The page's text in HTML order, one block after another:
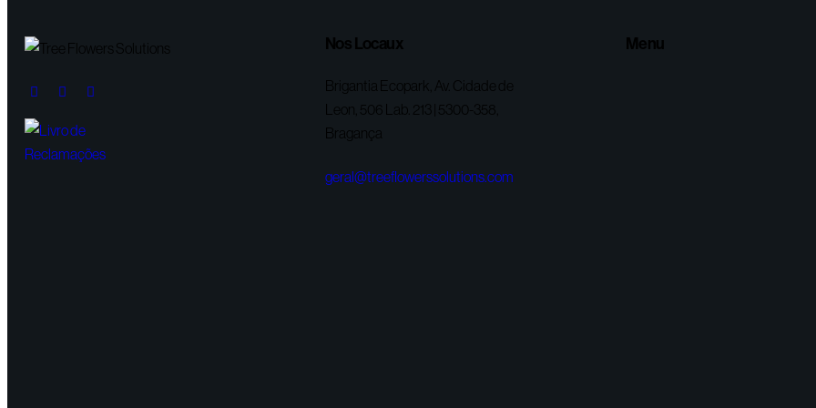
Nos Locaux
Brigantia Ecopark, Av. Cidade de
Leon, 506 Lab. 213 | 5300-358,
Bragança
geral@treeflowerssolutions.com
Menu